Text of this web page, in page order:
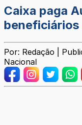
Caixa paga
beneficiários
Por: Redação |
Nacional